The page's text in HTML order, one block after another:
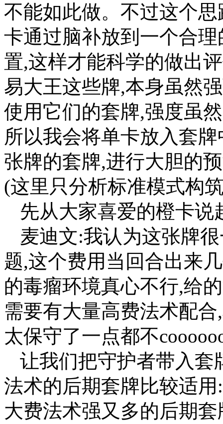
不能如此做。不过这个
卡通过脑补放到一个合
置,这样才能科学的做出
易大王这些牌,本身虽然
使用它们的套牌,强度虽
所以我会将单卡放入套
张牌的套牌,进行大胆的
(这里只分析标准模式构
先从大家喜爱的橙卡说
麦迪文:我认为这张牌
题,这个费用当回合出来
的毒瘤环境真心不行,给
需要有大量高费法术配
太保守了一点都不
让我们把守护者带入套
法术的后期套牌比较适
大费法术强又多的后期